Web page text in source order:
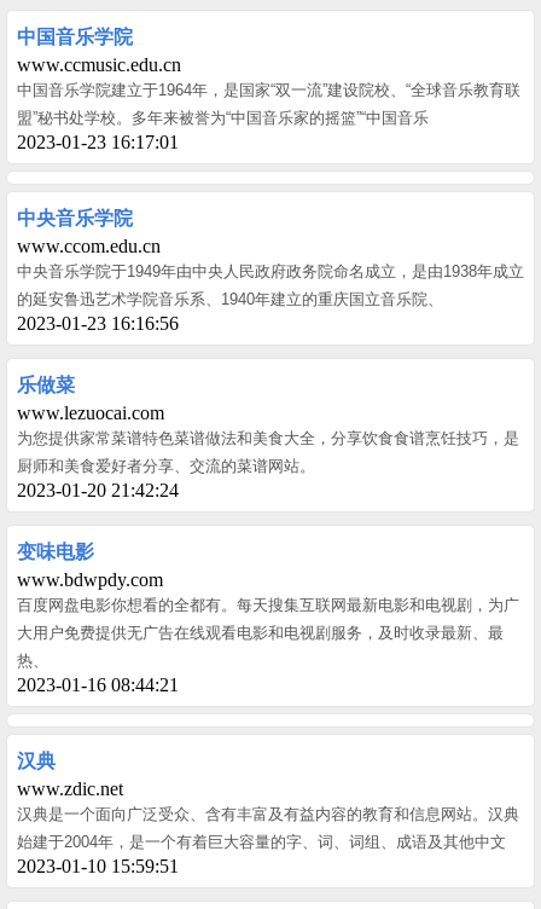
中国音乐学院
www.ccmusic.edu.cn
中国音乐学院建立于1964年，是国家“双一流”建设院校、“全球音乐教育联
盟”秘书处学校。多年来被誉为“中国音乐家的摇篮”“中国音乐
2023-01-23 16:17:01
中央音乐学院
www.ccom.edu.cn
中央音乐学院于1949年由中央人民政府政务院命名成立，是由1938年成立
的延安鲁迅艺术学院音乐系、1940年建立的重庆国立音乐院、
2023-01-23 16:16:56
乐做菜
www.lezuocai.com
为您提供家常菜谱特色菜谱做法和美食大全，分享饮食食谱烹饪技巧，是
厨师和美食爱好者分享、交流的菜谱网站。
2023-01-20 21:42:24
变味电影
www.bdwpdy.com
百度网盘电影你想看的全都有。每天搜集互联网最新电影和电视剧，为广
大用户免费提供无广告在线观看电影和电视剧服务，及时收录最新、最
热、
2023-01-16 08:44:21
汉典
www.zdic.net
汉典是一个面向广泛受众、含有丰富及有益内容的教育和信息网站。汉典
始建于2004年，是一个有着巨大容量的字、词、词组、成语及其他中文
2023-01-10 15:59:51